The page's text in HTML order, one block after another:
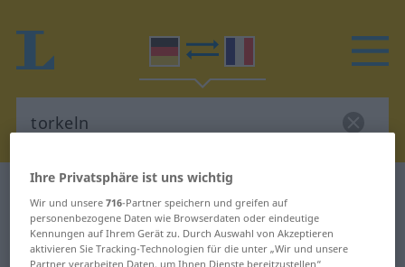
Deutsch-Französisch Wörterbuch
Deutsch-Französisch Übersetzung
für "torkeln"
Ihre Privatsphäre ist uns wichtig
Wir und unsere716-Partner speichern und greifen auf
personenbezogene Daten wie Browserdaten oder eindeutige
Kennungen auf Ihrem Gerät zu. Durch Auswahl von Akzeptieren
aktivieren Sie Tracking-Technologien für die unter „Wir und unsere
Partner verarbeiten Daten, um Ihnen Dienste bereitzustellen“